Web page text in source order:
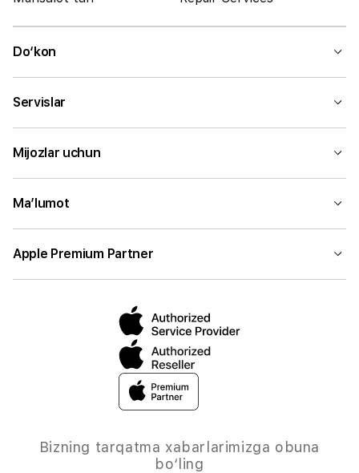
Do‘kon
Servislar
Mijozlar uchun
Ma’lumot
Apple Premium Partner
Bizning tarqatma xabarlarimizga obuna
bo‘ling